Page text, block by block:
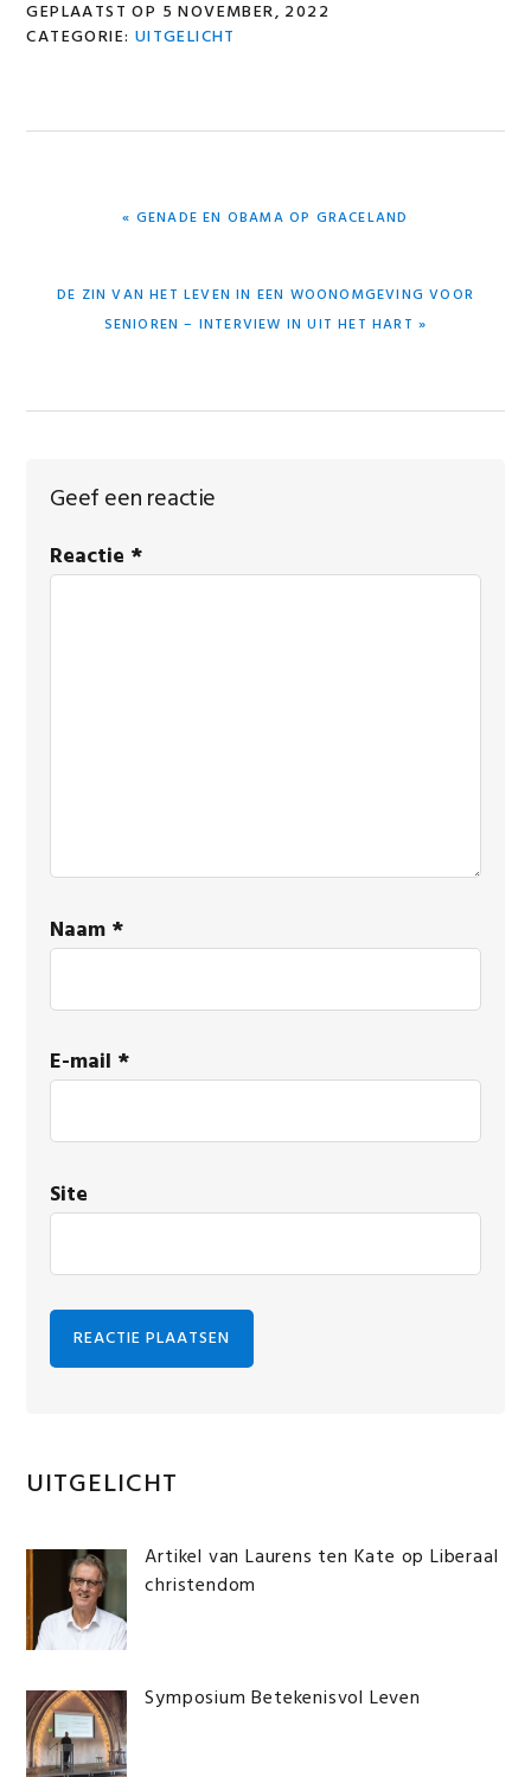
GEPLAATST OP 5 NOVEMBER, 2022
CATEGORIE: UITGELICHT
VORIG
« GENADE EN OBAMA OP GRACELAND
VOLGEND
DE ZIN VAN HET LEVEN IN EEN WOONOMGEVING VOOR
SENIOREN – INTERVIEW IN UIT HET HART »
Lees
Interacties
Geef een reactie
Reactie *
Naam *
E-mail *
Site
Primaire
Sidebar
UITGELICHT
Artikel van Laurens ten Kate op Liberaal
christendom
Symposium Betekenisvol Leven